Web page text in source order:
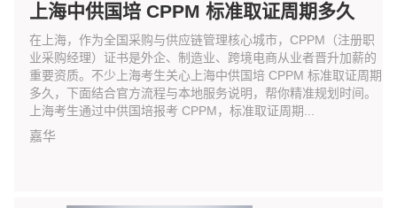
上海中供国培 CPPM 标准取证周期多久
在上海，作为全国采购与供应链管理核心城市，CPPM（注册职
业采购经理）证书是外企、制造业、跨境电商从业者晋升加薪的
重要资质。不少上海考生关心上海中供国培 CPPM 标准取证周期
多久，下面结合官方流程与本地服务说明，帮你精准规划时间。
上海考生通过中供国培报考 CPPM，标准取证周期...
嘉华